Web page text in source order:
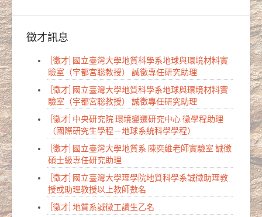
徵才訊息
[徵才] 國立臺灣大學地質科學系地球與環境材料實
驗室（宇都宮聡教授） 誠徵專任研究助理
[徵才] 國立臺灣大學地質科學系地球與環境材料實
驗室（宇都宮聡教授） 誠徵專任研究助理
[徵才] 中央研究院 環境變遷研究中心 徵學程助理
（國際研究生學程－地球系統科學學程）
[徵才] 國立臺灣大學地質系 陳奕維老師實驗室 誠徵
碩士級專任研究助理
[徵才] 國立臺灣大學理學院地質科學系誠徵助理教
授或助理教授以上教師數名
[徵才] 地質系誠徵工讀生乙名